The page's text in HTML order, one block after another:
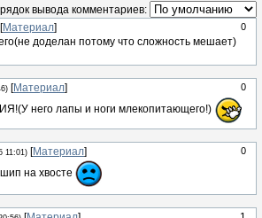
вывода комментариев:
0
[Материал]
доделан потому что сложность мешает)
0
[Материал]
него лапы и ноги млекопитающего!)
0
11:01) [Материал]
на хвосте